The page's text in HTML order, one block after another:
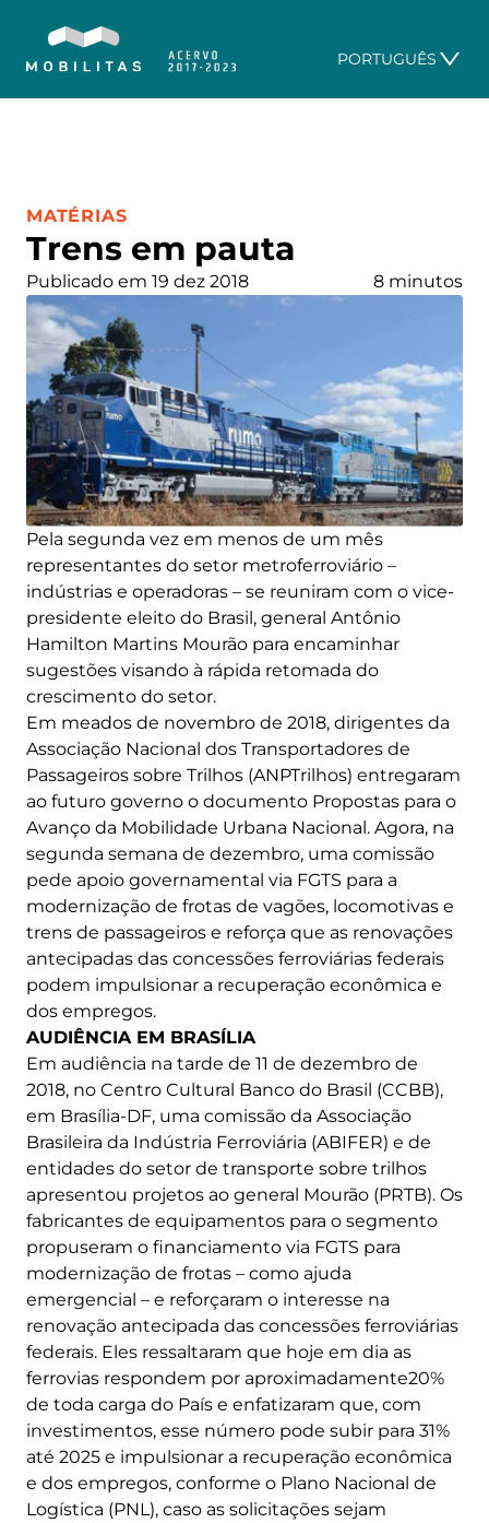
PORTUGUÊS
Trens em pauta
CATEGORIA:
MATÉRIAS
Publicado em 19 dez 2018 8 minutos
Pela segunda vez em menos de um mês
representantes do setor metroferroviário –
indústrias e operadoras – se reuniram com o vice-
presidente eleito do Brasil, general Antônio
Hamilton Martins Mourão para encaminhar
sugestões visando à rápida retomada do
crescimento do setor.
Em meados de novembro de 2018, dirigentes da
Associação Nacional dos Transportadores de
Passageiros sobre Trilhos (ANPTrilhos) entregaram
ao futuro governo o documento Propostas para o
Avanço da Mobilidade Urbana Nacional. Agora, na
segunda semana de dezembro, uma comissão
pede apoio governamental via FGTS para a
modernização de frotas de vagões, locomotivas e
trens de passageiros e reforça que as renovações
antecipadas das concessões ferroviárias federais
podem impulsionar a recuperação econômica e
dos empregos.
AUDIÊNCIA EM BRASÍLIA
Em audiência na tarde de 11 de dezembro de
2018, no Centro Cultural Banco do Brasil (CCBB),
em Brasília-DF, uma comissão da Associação
Brasileira da Indústria Ferroviária (ABIFER) e de
entidades do setor de transporte sobre trilhos
apresentou projetos ao general Mourão (PRTB). Os
fabricantes de equipamentos para o segmento
propuseram o financiamento via FGTS para
modernização de frotas – como ajuda
emergencial – e reforçaram o interesse na
renovação antecipada das concessões ferroviárias
federais. Eles ressaltaram que hoje em dia as
ferrovias respondem por aproximadamente20%
de toda carga do País e enfatizaram que, com
investimentos, esse número pode subir para 31%
até 2025 e impulsionar a recuperação econômica
e dos empregos, conforme o Plano Nacional de
Logística (PNL), caso as solicitações sejam